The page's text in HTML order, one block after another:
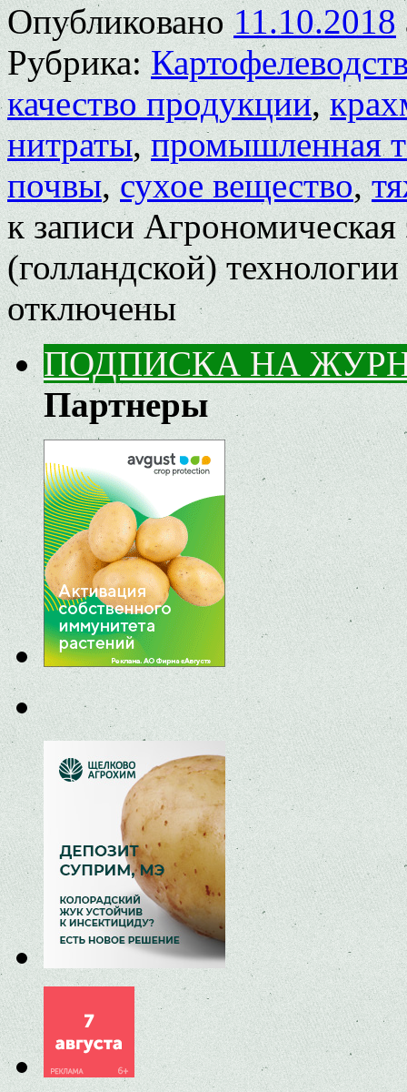
Опубликовано 11.10.2018
Рубрика:
качество продукции,
нитраты,промышленная
почвы,сухое вещество,
к записи
(голландской)
отключены
ПОДПИСКА НА
Партнеры